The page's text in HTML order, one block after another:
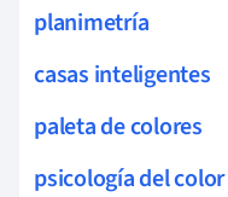
planimetría
casas inteligentes
paleta de colores
psicología del color